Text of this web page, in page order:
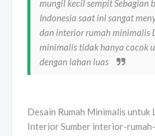
mungil kecil sempit Sebagian
Indonesia saat ini sangat
dan interior rumah minimalis
minimalis tidak hanya cocok
dengan lahan luas
Desain Rumah Minimalis untuk
Interior Sumber interior-rumah-